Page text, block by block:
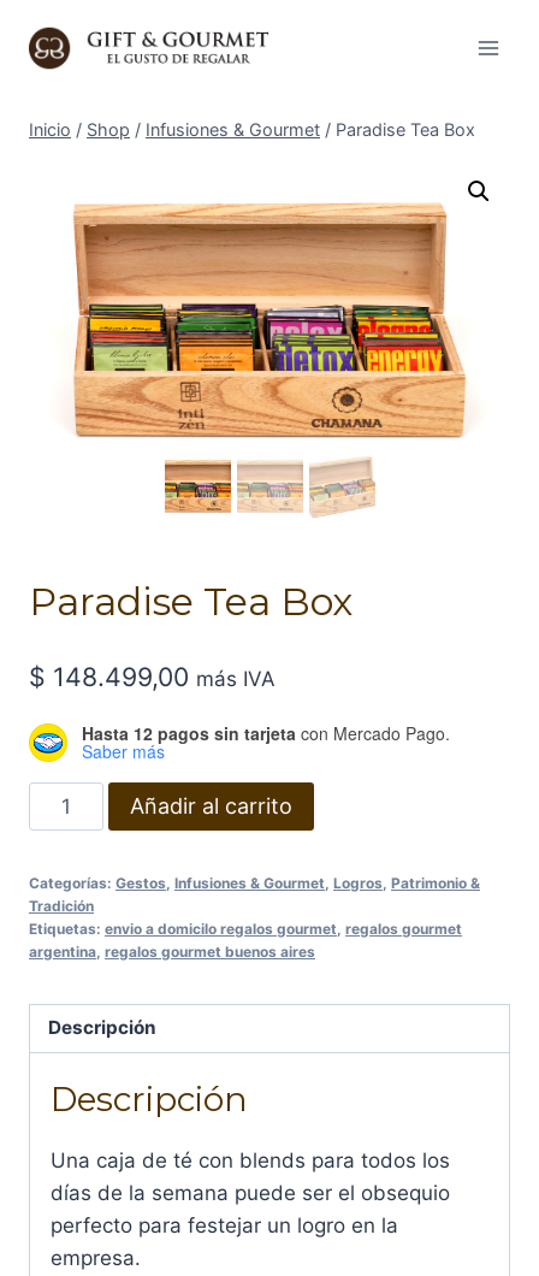
Inicio / Shop / Infusiones & Gourmet / Paradise Tea Box
Paradise Tea Box
$ 148.499,00 más IVA
Hasta 12 pagos sin tarjeta con Mercado Pago.
Saber más
Paradise
Tea
cantidad
Añadir al carrito
Categorías: Gestos Infusiones & Gourmet Logros Patrimonio &
Tradición
Etiquetas: envio a domicilo regalos gourmet regalos gourmet
argentina regalos gourmet buenos aires
Descripción
Descripción
Una caja de té con blends para todos los
días de la semana puede ser el obsequio
perfecto para festejar un logro en la
empresa.